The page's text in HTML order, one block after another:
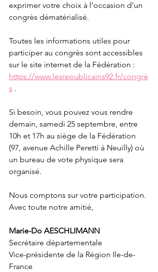
exprimer votre choix à l’occasion d’un
congrès dématérialisé.
Toutes les informations utiles pour
participer au congrès sont accessibles
sur le site internet de la Fédération :
https://www.lesrepublicains92.fr/congrè
s .
Si besoin, vous pouvez vous rendre
demain, samedi 25 septembre, entre
10h et 17h au siège de la Fédération
(97, avenue Achille Peretti à Neuilly) où
un bureau de vote physique sera
organisé.
Nous comptons sur votre participation.
Avec toute notre amitié,
Marie-Do AESCHLIMANN
Secrétaire départementale
Vice-présidente de la Région Ile-de-
France